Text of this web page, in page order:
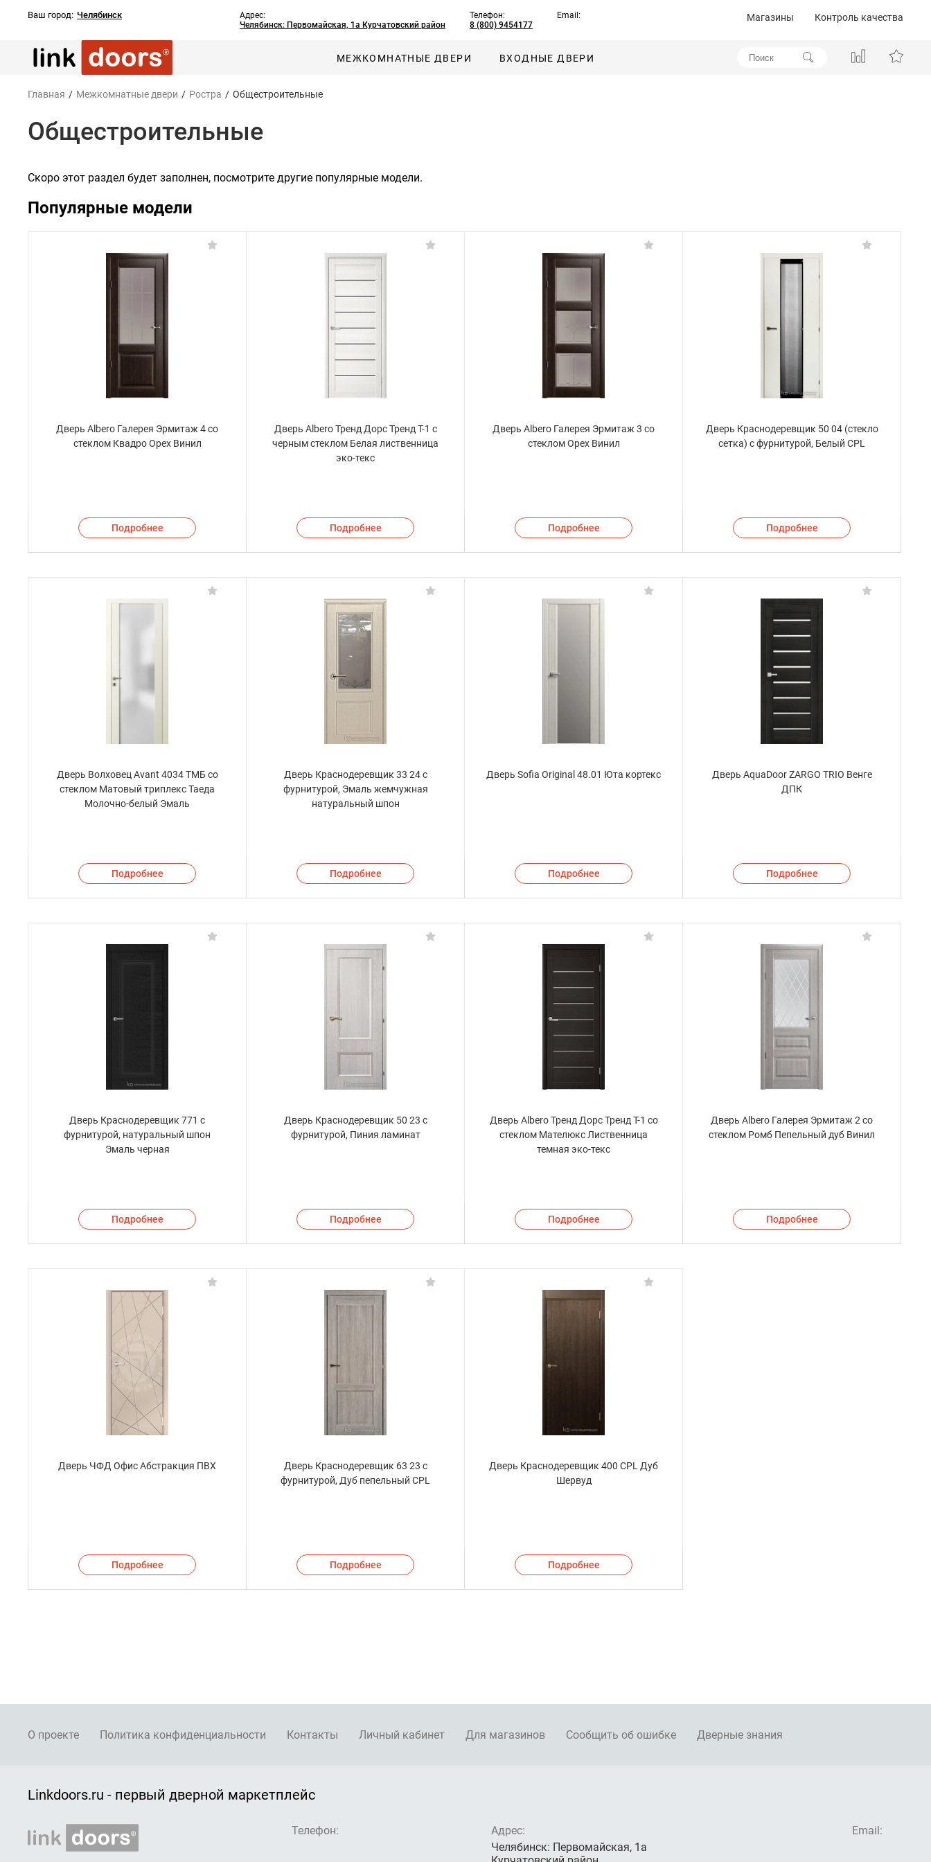
Ваш город: Челябинск
Адрес:
Челябинск: Первомайская, 1а Курчатовский район
Телефон:
8 (800) 9454177
Email: Магазины Контроль качества
МЕЖКОМНАТНЫЕ ДВЕРИ ВХОДНЫЕ ДВЕРИ
Главная / Межкомнатные двери / Ростра / Общестроительные
Общестроительные
Скоро этот раздел будет заполнен, посмотрите другие популярные модели.
Популярные модели
Дверь Albero Галерея Эрмитаж 4 со
стеклом Квадро Орех Винил
Подробнее
Дверь Albero Тренд Дорс Тренд Т-1 с
черным стеклом Белая лиственница
эко-текс
Подробнее
Дверь Albero Галерея Эрмитаж 3 со
стеклом Орех Винил
Подробнее
Дверь Краснодеревщик 50 04 (стекло
сетка) с фурнитурой, Белый CPL
Подробнее
Дверь Волховец Avant 4034 ТМБ со
стеклом Матовый триплекс Таеда
Молочно-белый Эмаль
Подробнее
Дверь Краснодеревщик 33 24 с
фурнитурой, Эмаль жемчужная
натуральный шпон
Подробнее
Дверь Sofia Original 48.01 Юта кортекс
Подробнее
Дверь AquaDoor ZARGO TRIO Венге
ДПК
Подробнее
Дверь Краснодеревщик 771 с
фурнитурой, натуральный шпон
Эмаль черная
Подробнее
Дверь Краснодеревщик 50 23 с
фурнитурой, Пиния ламинат
Подробнее
Дверь Albero Тренд Дорс Тренд Т-1 со
стеклом Мателюкс Лиственница
темная эко-текс
Подробнее
Дверь Albero Галерея Эрмитаж 2 со
стеклом Ромб Пепельный дуб Винил
Подробнее
Дверь ЧФД Офис Абстракция ПВХ
Подробнее
Дверь Краснодеревщик 63 23 с
фурнитурой, Дуб пепельный CPL
Подробнее
Дверь Краснодеревщик 400 CPL Дуб
Шервуд
Подробнее
О проекте Политика конфиденциальности Контакты Личный кабинет Для магазинов Сообщить об ошибке Дверные знания
Linkdoors.ru - первый дверной маркетплейс
Телефон:
Адрес:
Челябинск: Первомайская, 1а
Email: